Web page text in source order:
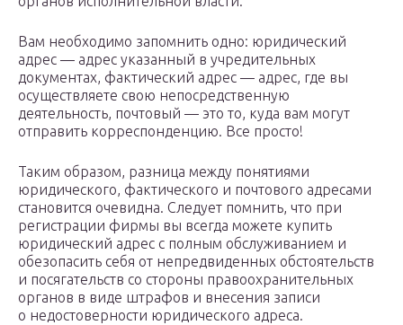
Вам необходимо запомнить одно: юридический
адрес — адрес указанный в учредительных
документах, фактический адрес — адрес, где вы
осуществляете свою непосредственную
деятельность, почтовый — это то, куда вам могут
отправить корреспонденцию. Все просто!
Таким образом, разница между понятиями
юридического, фактического и почтового адресами
становится очевидна. Следует помнить, что при
регистрации фирмы вы всегда можете купить
юридический адрес с полным обслуживанием и
обезопасить себя от непредвиденных обстоятельств
и посягательств со стороны правоохранительных
органов в виде штрафов и внесения записи
о недостоверности юридического адреса.